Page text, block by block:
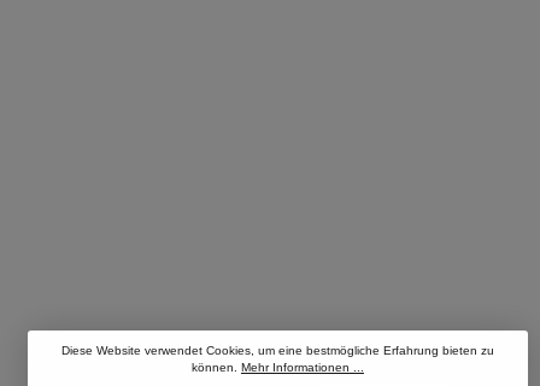
Diese Website verwendet Cookies, um eine bestmögliche Erfahrung bieten zu
können. Mehr Informationen ...